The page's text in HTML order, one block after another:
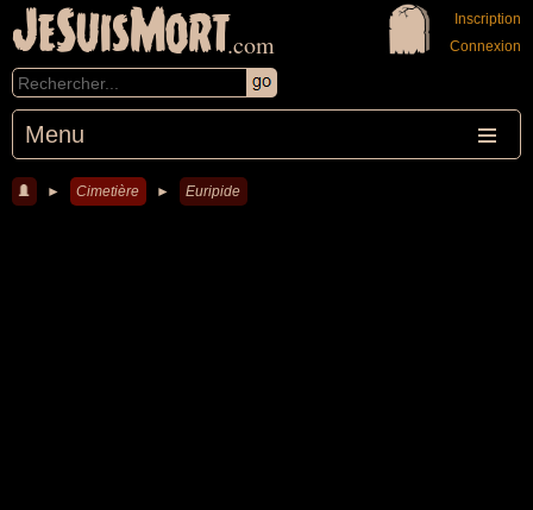
JeSuisMort.com
Menu
Inscription
Connexion
► Cimetière ► Euripide